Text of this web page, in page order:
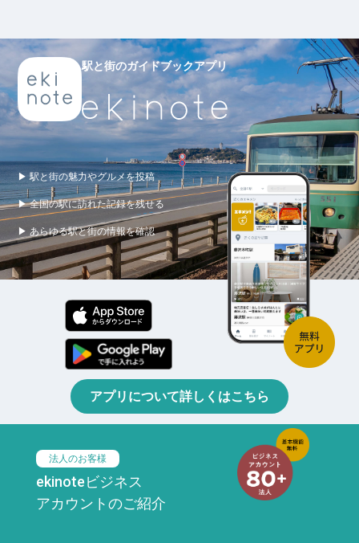
駅と街のガイドブックアプリ
▶ 駅と街の魅力やグルメを投稿
▶ 全国の駅に訪れた記録を残せる
▶ あらゆる駅と街の情報を確認
アプリについて詳しくはこちら
法人のお客様
ekinoteビジネス
アカウントのご紹介